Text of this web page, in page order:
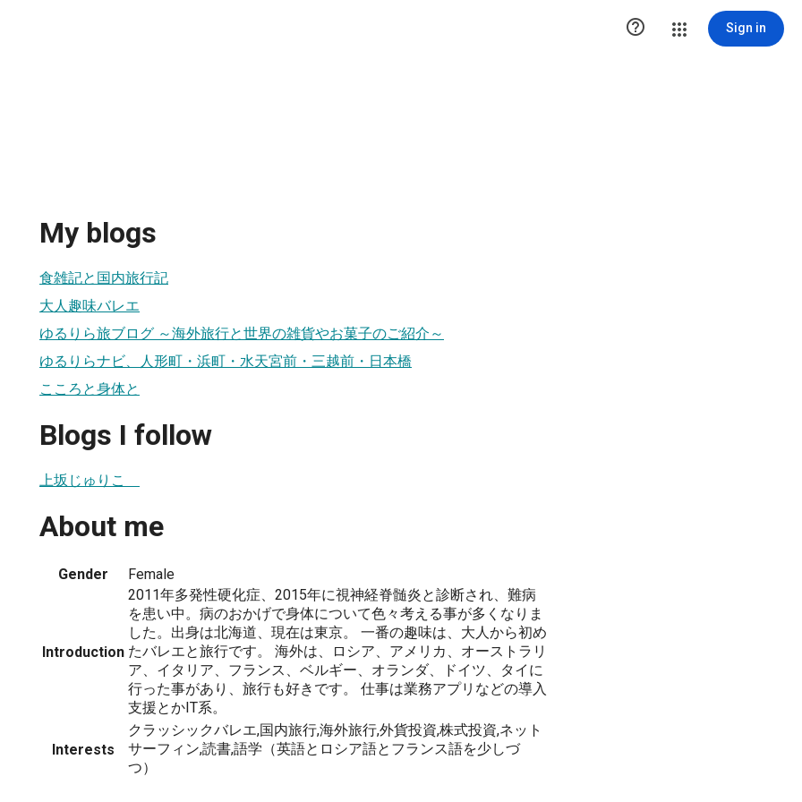
 Sign in
My blogs
食雑記と国内旅行記
大人趣味バレエ
ゆるりら旅ブログ ～海外旅行と世界の雑貨やお菓子のご紹介～
ゆるりらナビ、人形町・浜町・水天宮前・三越前・日本橋
こころと身体と
Blogs I follow
上坂じゅりこ
About me
Gender Female
Introduction
2011年多発性硬化症、2015年に視神経脊髄炎と診断され、難病
を患い中。病のおかげで身体について色々考える事が多くなりま
した。出身は北海道、現在は東京。 一番の趣味は、大人から初め
たバレエと旅行です。 海外は、ロシア、アメリカ、オーストラリ
ア、イタリア、フランス、ベルギー、オランダ、ドイツ、タイに
行った事があり、旅行も好きです。 仕事は業務アプリなどの導入
支援とかIT系。
Interests
クラッシックバレエ,国内旅行,海外旅行,外貨投資,株式投資,ネット
サーフィン,読書,語学（英語とロシア語とフランス語を少しづ
つ）